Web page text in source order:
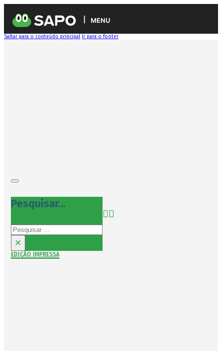
MENU
Saltar para o conteúdo principal Ir para o footer
Pesquisar...
Pesquisar
×
EDIÇÃO IMPRESSA